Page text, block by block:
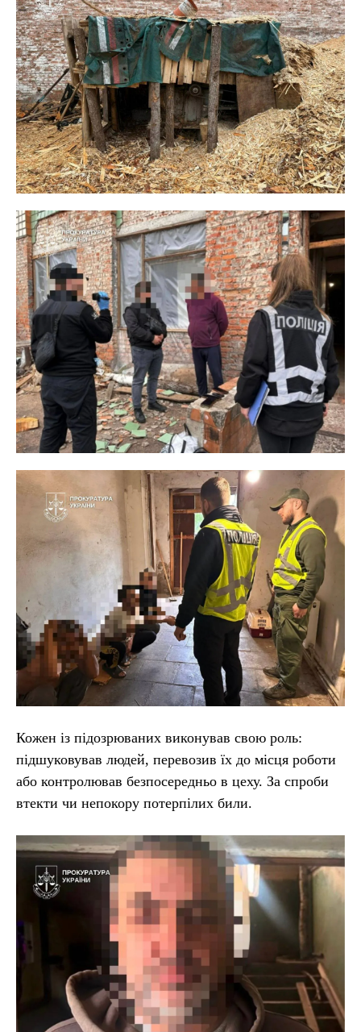
Кожен із підозрюваних виконував свою роль:
підшуковував людей, перевозив їх до місця роботи
або контролював безпосередньо в цеху. За спроби
втекти чи непокору потерпілих били.